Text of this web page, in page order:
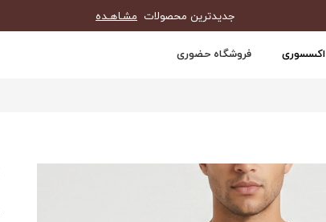
جدیدترین محصولات مشـاهـده
اکسسوری فروشگاه حضوری